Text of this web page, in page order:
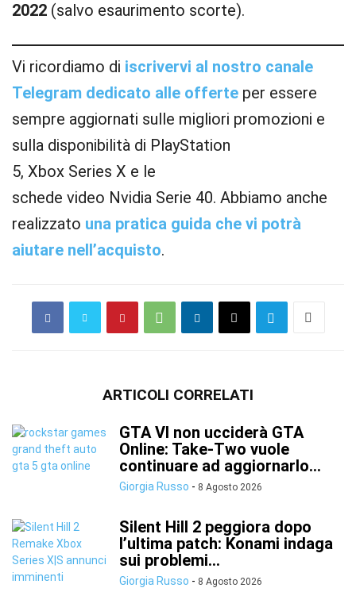
2022 (salvo esaurimento scorte).
Vi ricordiamo di iscrivervi al nostro canale
Telegram dedicato alle offerte per essere
sempre aggiornati sulle migliori promozioni e
sulla disponibilità di PlayStation
5, Xbox Series X e le
schede video Nvidia Serie 40. Abbiamo anche
realizzato una pratica guida che vi potrà
aiutare nell’acquisto.
ARTICOLI CORRELATI
GTA VI non ucciderà GTA
Online: Take-Two vuole
continuare ad aggiornarlo...
Giorgia Russo - 8 Agosto 2026
Silent Hill 2 peggiora dopo
l’ultima patch: Konami indaga
sui problemi...
Giorgia Russo - 8 Agosto 2026